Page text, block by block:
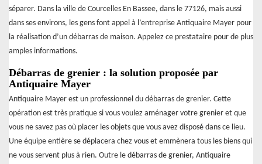
séparer. Dans la ville de Courcelles En Bassee, dans le 77126, mais aussi
dans ses environs, les gens font appel à l’entreprise Antiquaire Mayer pour
la réalisation d’un débarras de maison. Appelez ce prestataire pour de plus
amples informations.
Débarras de grenier : la solution proposée par
Antiquaire Mayer
Antiquaire Mayer est un professionnel du débarras de grenier. Cette
opération est très pratique si vous voulez aménager votre grenier et que
vous ne savez pas où placer les objets que vous avez disposé dans ce lieu.
Une équipe entière se déplacera chez vous et emmènera tous les biens qui
ne vous servent plus à rien. Outre le débarras de grenier, Antiquaire